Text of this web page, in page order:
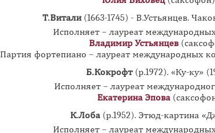
Т.Витали (1663-1745) - В.Устьянцев.
Исполняет – лауреат
Владимир Устьянцев
Партия фортепиано – лауреат международных
Б.Кокрофт(р.1972). «Ку-ку»
Исполняет – лауреат
Екатерина Эпова
К.Лоба (р.1952). Этюд-картина
Исполняет – лауреат